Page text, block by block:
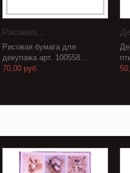
Рисовая...
Рисовая бумага для
декупажа арт. 100558...
70,00 руб.